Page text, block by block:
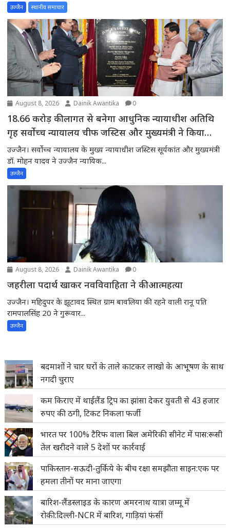
उज्जैन स्थानीय समाचार
August 8, 2026 Dainik Awantika 0
18.66 करोड़ की लागत से बनेगा आधुनिक न्यायाधीश अतिथि
गृह सर्वोच्च न्यायालय चीफ जस्टिस और मुख्यमंत्री ने किया
भूमिपूजन
उज्जैन। सर्वोच्च न्यायालय के मुख्य न्यायाधीश जस्टिस सूर्यकांत और मुख्यमंत्री
डॉ. मोहन यादव ने उज्जैन न्यायिक...
उज्जैन
August 8, 2026 Dainik Awantika 0
जहरीला पदार्थ खाकर नवविवाहिता ने की आत्महत्या
उज्जैन। महिदुपर के झूटावद स्थित ग्राम बावलिया की रहने वाली रानू पति
रामपालसिंह 20 ने गुरूवार...
उज्जैन
बदमाशों ने चार घरों के ताले काटकर लाखो के आभूषण के साथ
नगदी चुराए
कम किराए में थाईलैंड ट्रिप का झांसा देकर युवती से 43 हजार
रुपए की ठगी, टिकट निकला फर्जी
भारत पर 100% टैरिफ वाला बिल अमेरिकी सीनेट में पास:रूसी
तेल खरीदने वाले 5 देशों पर कार्रवाई
पाकिस्तान-सऊदी-तुर्किये के बीच रक्षा समझौता साइन:एक पर
हमला तीनों पर माना जाएगा
बारिश-लैंडस्लाइड के कारण अमरनाथ यात्रा जम्मू में
रोकी:दिल्ली-NCR में बारिश, गाड़ियां फंसीं